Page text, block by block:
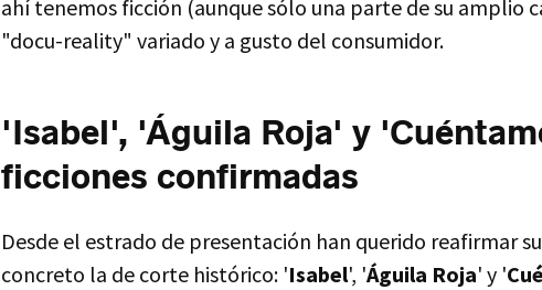
ahí tenemos ficción (aunque sólo una parte de su amplio
"docu-reality" variado y a gusto del consumidor.
'Isabel', 'Águila Roja' y
ficciones confirmadas
Desde el estrado de presentación han querido reafirmar
concreto la de corte histórico: 'Isabel', 'Águila Roja' y '